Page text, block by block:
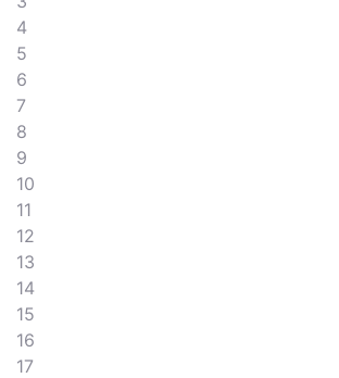
4
5
6
7
8
9
10
11
12
13
14
15
16
17